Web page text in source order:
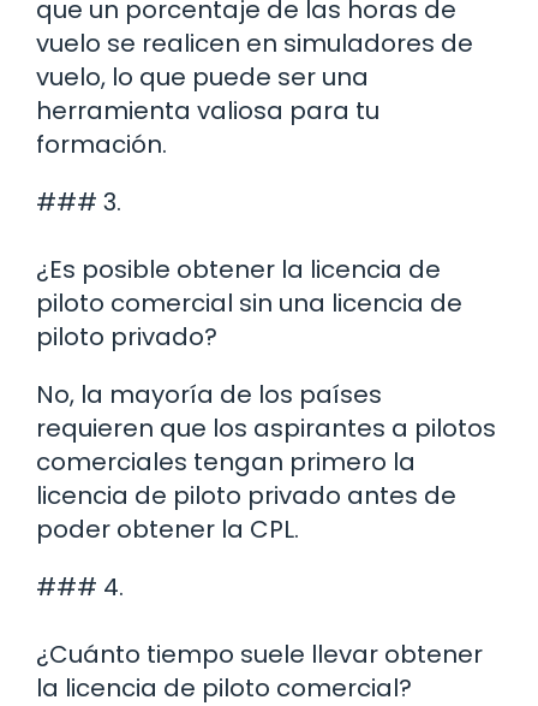
que un porcentaje de las horas de
vuelo se realicen en simuladores de
vuelo, lo que puede ser una
herramienta valiosa para tu
formación.
### 3.
¿Es posible obtener la licencia de
piloto comercial sin una licencia de
piloto privado?
No, la mayoría de los países
requieren que los aspirantes a pilotos
comerciales tengan primero la
licencia de piloto privado antes de
poder obtener la CPL.
### 4.
¿Cuánto tiempo suele llevar obtener
la licencia de piloto comercial?